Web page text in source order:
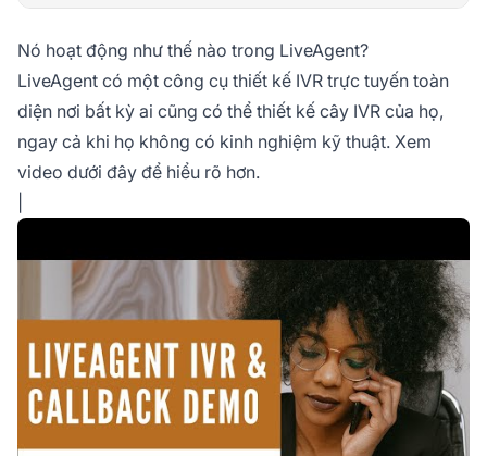
Nó hoạt động như thế nào trong LiveAgent?
LiveAgent có một công cụ thiết kế IVR trực tuyến toàn
diện nơi bất kỳ ai cũng có thể thiết kế cây IVR của họ,
ngay cả khi họ không có kinh nghiệm kỹ thuật. Xem
video dưới đây để hiểu rõ hơn.